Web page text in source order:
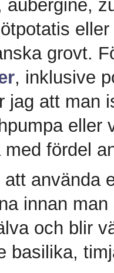
aubergine,
grovt.
, inklusive
jag att man
fördel
att använda
innan
och blir
basilika,